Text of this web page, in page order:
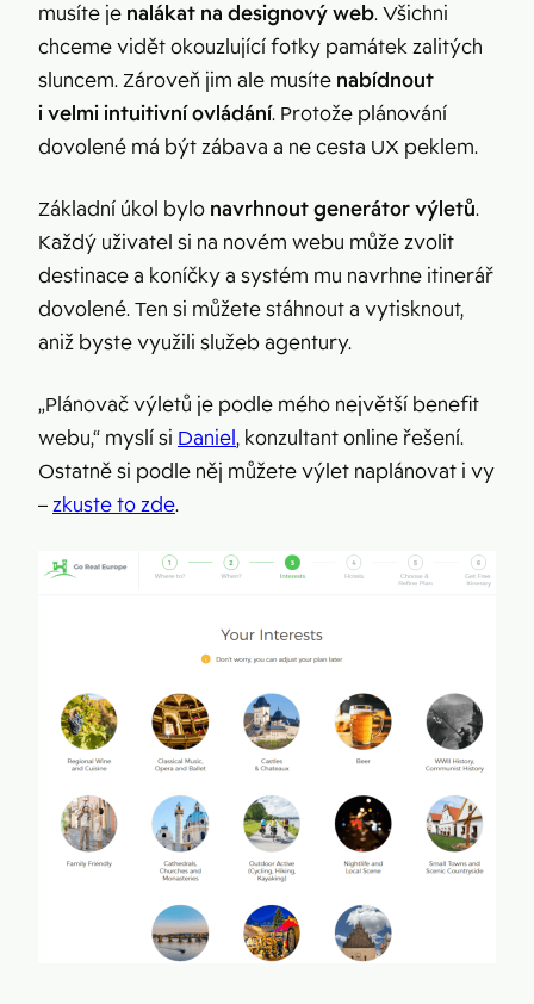
musíte je nalákat na designový web. Všichni
chceme vidět okouzlující fotky památek zalitých
sluncem. Zároveň jim ale musíte nabídnout
i velmi intuitivní ovládání. Protože plánování
dovolené má být zábava a ne cesta UX peklem.
Základní úkol bylo navrhnout generátor výletů.
Každý uživatel si na novém webu může zvolit
destinace a koníčky a systém mu navrhne itinerář
dovolené. Ten si můžete stáhnout a vytisknout,
aniž byste využili služeb agentury.
„Plánovač výletů je podle mého největší benefit
webu,“ myslí si Daniel, konzultant online řešení.
Ostatně si podle něj můžete výlet naplánovat i vy
–zkuste to zde.